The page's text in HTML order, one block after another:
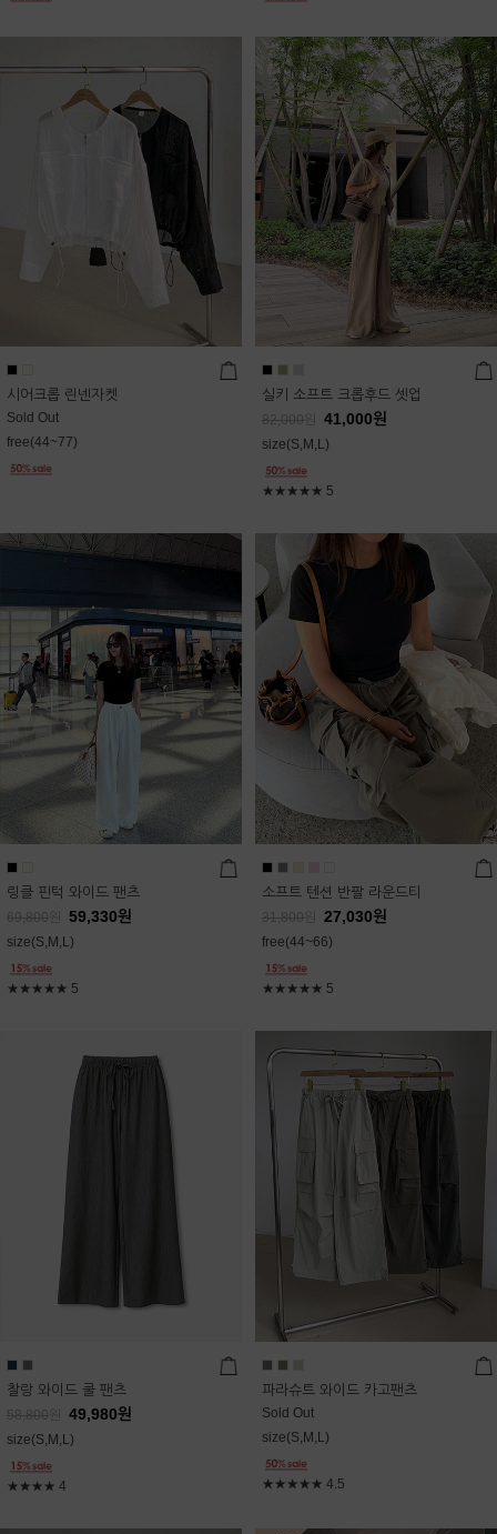
시어크롭 린넨자켓
Sold Out
free(44~77)
실키 소프트 크롭후드 셋업
82,000 41,000원
size(S,M,L)
★★★★★ 5
링클 핀턱 와이드 팬츠
69,800 59,330원
size(S,M,L)
★★★★★ 5
소프트 텐션 반팔 라운드티
31,800 27,030원
free(44~66)
★★★★★ 5
찰랑 와이드 쿨 팬츠
58,800 49,980원
size(S,M,L)
★★★★ 4
파라슈트 와이드 카고팬츠
Sold Out
size(S,M,L)
★★★★★ 4.5